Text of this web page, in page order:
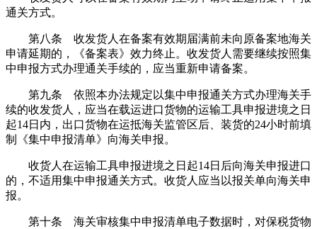
通关方式。
第八条 收发货人在备案有效期届满前未向原备案地海关
申请延期的，《备案表》效力终止。收发货人需要继续按照集
中申报方式办理通关手续的，应当重新申请备案。
第九条 依照本办法规定以集中申报通关方式办理海关手
续的收发货人，应当在载运进口货物的运输工具申报进境之日
起14日内，出口货物在运抵海关监管区后、装货的24小时前填
制《集中申报清单》向海关申报。
收货人在运输工具申报进境之日起14日后向海关申报进口
的，不适用集中申报通关方式。收货人应当以报关单向海关申
报。
第十条 海关审核集中申报清单电子数据时，对保税货物